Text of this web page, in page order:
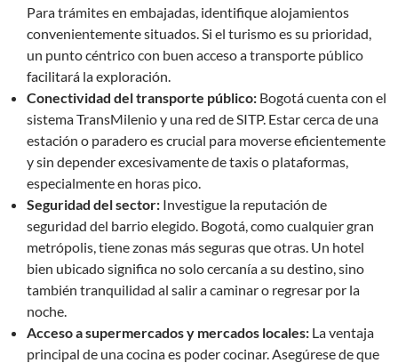
Para trámites en embajadas, identifique alojamientos
convenientemente situados. Si el turismo es su prioridad,
un punto céntrico con buen acceso a transporte público
facilitará la exploración.
Conectividad del transporte público: Bogotá cuenta con el
sistema TransMilenio y una red de SITP. Estar cerca de una
estación o paradero es crucial para moverse eficientemente
y sin depender excesivamente de taxis o plataformas,
especialmente en horas pico.
Seguridad del sector: Investigue la reputación de
seguridad del barrio elegido. Bogotá, como cualquier gran
metrópolis, tiene zonas más seguras que otras. Un hotel
bien ubicado significa no solo cercanía a su destino, sino
también tranquilidad al salir a caminar o regresar por la
noche.
Acceso a supermercados y mercados locales: La ventaja
principal de una cocina es poder cocinar. Asegúrese de que